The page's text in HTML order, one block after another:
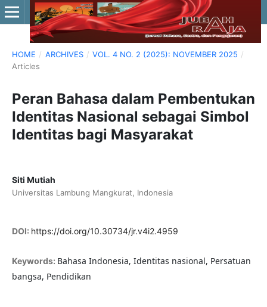
HOME / ARCHIVES / VOL. 4 NO. 2 (2025): NOVEMBER 2025 /
Articles
Peran Bahasa dalam Pembentukan
Identitas Nasional sebagai Simbol
Identitas bagi Masyarakat
Siti Mutiah
Universitas Lambung Mangkurat, Indonesia
DOI: https://doi.org/10.30734/jr.v4i2.4959
Keywords: Bahasa Indonesia, Identitas nasional, Persatuan
bangsa, Pendidikan